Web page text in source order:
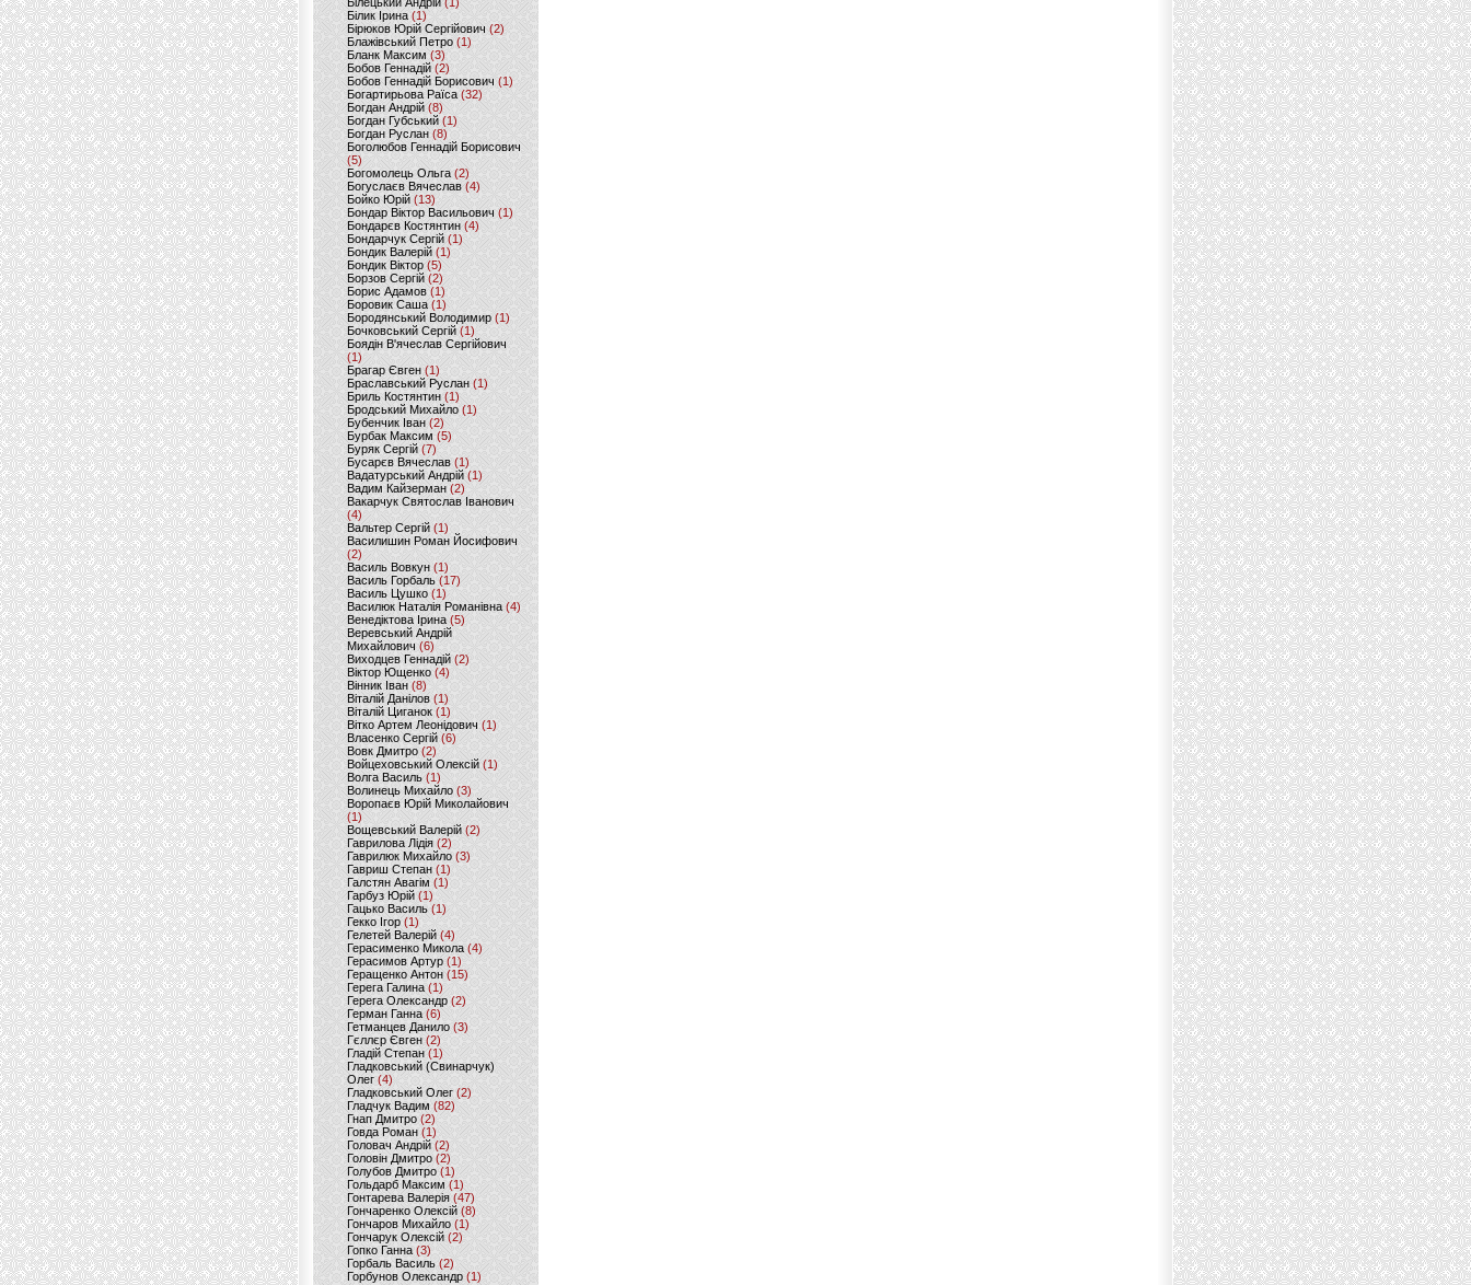
Білик Ірина (1)
Бірюков Юрій Сергійович (2)
Блажівський Петро (1)
Бланк Максим(3)
Бобов Геннадій (2)
Бобов Геннадій Борисович (1)
Богартирьова Раїса (32)
Богдан Андрій(8)
Богдан Губський (1)
Богдан Руслан(8)
Боголюбов Геннадій Борисович
(5)
Богомолець Ольга (2)
Богуслаєв Вячеслав (4)
Бойко Юрій (13)
Бондар Віктор Васильович (1)
Бондарєв Костянтин (4)
Бондарчук Сергій(1)
Бондик Валерій (1)
Бондик Віктор(5)
Борзов Сергiй (2)
Борис Адамов(1)
Боровик Саша (1)
Бородянський Володимир (1)
Бочковський Сергій (1)
Боядін В'ячеслав Сергійович
(1)
Брагар Євген (1)
Браславський Руслан (1)
Бриль Костянтин (1)
Бродський Михайло (1)
Бубенчик Іван(2)
Бурбак Максим (5)
Буряк Сергій (7)
Бусарєв Вячеслав (1)
Вадатурський Андрій (1)
Вадим Кайзерман (2)
Вакарчук Святослав Іванович
(4)
Вальтер Сергій (1)
Василишин Роман Йосифович
(2)
Василь Вовкун (1)
Василь Горбаль (17)
Василь Цушко (1)
Василюк Наталія Романівна (4)
Венедіктова Ірина(5)
Веревський Андрій
Михайлович (6)
Виходцев Геннадій (2)
Віктор Ющенко (4)
Вінник Іван (8)
Віталій Данілов (1)
Віталій Циганок (1)
Вітко Артем Леонідович(1)
Власенко Сергій (6)
Вовк Дмитро(2)
Войцеховський Олексій(1)
Волга Василь (1)
Волинець Михайло (3)
Воропаєв Юрій Миколайович
(1)
Вощевський Валерій(2)
Гаврилова Лідія (2)
Гаврилюк Михайло (3)
Гавриш Степан (1)
Галстян Авагім (1)
Гарбуз Юрій (1)
Гацько Василь (1)
Гекко Ігор(1)
Гелетей Валерій (4)
Герасименко Микола (4)
Герасимов Артур (1)
Геращенко Антон(15)
Герега Галина (1)
Герега Олександр (2)
Герман Ганна (6)
Гетманцев Данило (3)
Гєллєр Євген (2)
Гладій Степан(1)
Гладковський (Свинарчук)
Олег (4)
Гладковський Олег (2)
Гладчук Вадим (82)
Гнап Дмитро (2)
Говда Роман(1)
Головач Андрій (2)
Головін Дмитро (2)
Голубов Дмитро (1)
Гольдарб Максим(1)
Гонтарева Валерія (47)
Гончаренко Олексій(8)
Гончаров Михайло (1)
Гончарук Олексій (2)
Гопко Ганна (3)
Горбаль Василь (2)
Горбунов Олександр (1)